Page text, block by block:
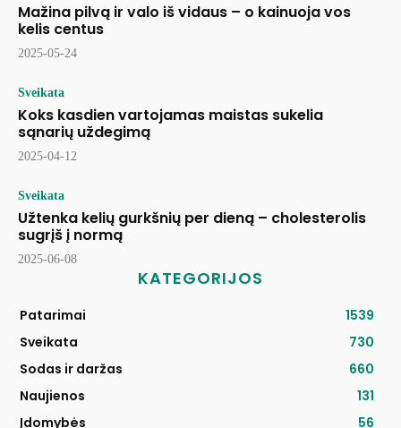
Mažina pilvą ir valo iš vidaus – o kainuoja vos
kelis centus
2025-05-24
Sveikata
Koks kasdien vartojamas maistas sukelia
sąnarių uždegimą
2025-04-12
Sveikata
Užtenka kelių gurkšnių per dieną – cholesterolis
sugrįš į normą
2025-06-08
KATEGORIJOS
Patarimai
1539
Sveikata
730
Sodas ir daržas
660
Naujienos
131
Įdomybės
56